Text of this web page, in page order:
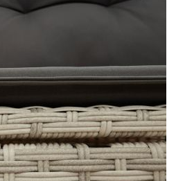
PE ратан, прахово боядисана
стомана, закалено стъкло
55 см
55 x 55 cм (Ш x Д)
55 x 45 x 13 см (Д х Ш x Деб)
110 кг
55 x 55 x 3 см (Ш x Д x Деб)